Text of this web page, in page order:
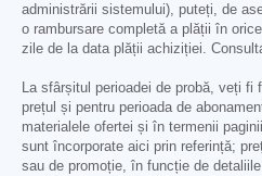
administrării sistemului), puteți, de
o rambursare completă a plății în
zile de la data plății achiziției.
La sfârșitul perioadei de probă, veți
prețul și pentru perioada de
materialele ofertei și în termenii
sunt încorporate aici prin referință;
sau de promoție, în funcție de